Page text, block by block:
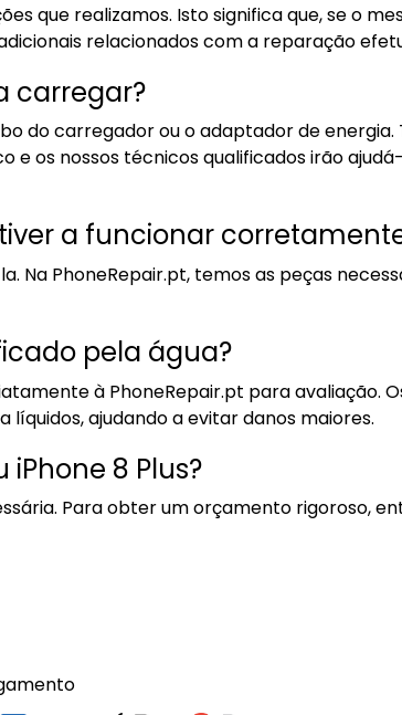
que realizamos. Isto significa que, se o
relacionados com a reparação
carregar?
do carregador ou o adaptador de
os nossos técnicos qualificados irão
a funcionar
Na PhoneRepair.pt, temos as peças
pela água?
à PhoneRepair.pt para avaliação.
ajudando a evitar danos maiores.
8 Plus?
Para obter um orçamento rigoroso,